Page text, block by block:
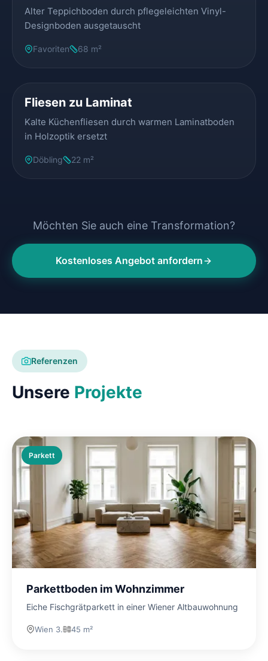
Alter Teppichboden durch pflegeleichten Vinyl-
Designboden ausgetauscht
Favoriten 68 m²
Fliesen zu Laminat
Kalte Küchenfliesen durch warmen Laminatboden
in Holzoptik ersetzt
Döbling 22 m²
Möchten Sie auch eine Transformation?
Kostenloses Angebot anfordern
Referenzen
Unsere Projekte
Parkett
Parkettboden im Wohnzimmer
Eiche Fischgrätparkett in einer Wiener Altbauwohnung
Wien 3. 45 m²